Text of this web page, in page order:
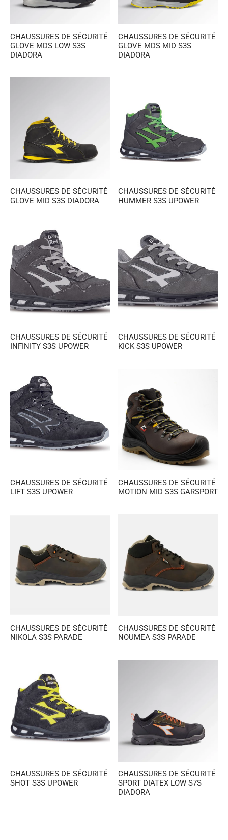
CHAUSSURES DE SÉCURITÉ
GLOVE MDS LOW S3S
DIADORA
CHAUSSURES DE SÉCURITÉ
GLOVE MDS MID S3S
DIADORA
CHAUSSURES DE SÉCURITÉ
GLOVE MID S3S DIADORA
CHAUSSURES DE SÉCURITÉ
HUMMER S3S UPOWER
CHAUSSURES DE SÉCURITÉ
INFINITY S3S UPOWER
CHAUSSURES DE SÉCURITÉ
KICK S3S UPOWER
CHAUSSURES DE SÉCURITÉ
LIFT S3S UPOWER
CHAUSSURES DE SÉCURITÉ
MOTION MID S3S GARSPORT
CHAUSSURES DE SÉCURITÉ
NIKOLA S3S PARADE
CHAUSSURES DE SÉCURITÉ
NOUMEA S3S PARADE
CHAUSSURES DE SÉCURITÉ
SHOT S3S UPOWER
CHAUSSURES DE SÉCURITÉ
SPORT DIATEX LOW S7S
DIADORA